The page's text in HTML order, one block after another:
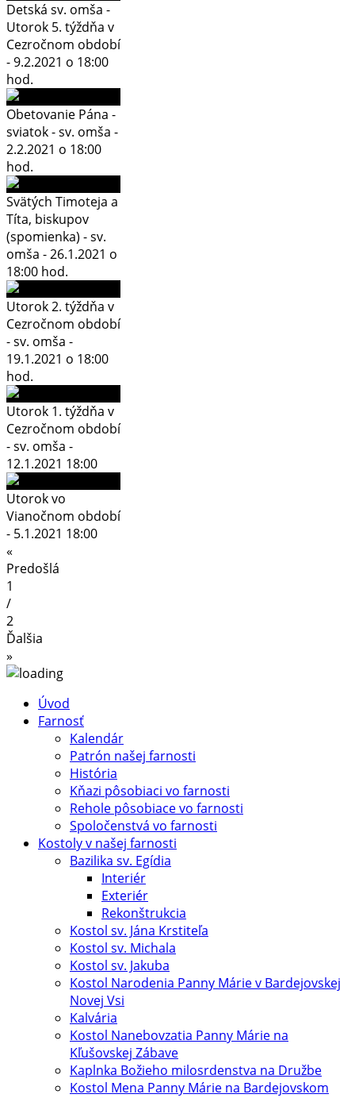
Detská sv. omša -
Utorok 5. týždňa v
Cezročnom období
- 9.2.2021 o 18:00
hod.
Obetovanie Pána -
sviatok - sv. omša -
2.2.2021 o 18:00
hod.
Svätých Timoteja a
Títa, biskupov
(spomienka) - sv.
omša - 26.1.2021 o
18:00 hod.
Utorok 2. týždňa v
Cezročnom období
- sv. omša -
19.1.2021 o 18:00
hod.
Utorok 1. týždňa v
Cezročnom období
- sv. omša -
12.1.2021 18:00
Utorok vo
Vianočnom období
- 5.1.2021 18:00
«
Predošlá
1
/
2
Ďalšia
»
Úvod
Farnosť
Kalendár
Patrón našej farnosti
História
Kňazi pôsobiaci vo farnosti
Rehole pôsobiace vo farnosti
Spoločenstvá vo farnosti
Kostoly v našej farnosti
Bazilika sv. Egídia
Interiér
Exteriér
Rekonštrukcia
Kostol sv. Jána Krstiteľa
Kostol sv. Michala
Kostol sv. Jakuba
Kostol Narodenia Panny Márie v Bardejovskej
Novej Vsi
Kalvária
Kostol Nanebovzatia Panny Márie na
Kľušovskej Zábave
Kaplnka Božieho milosrdenstva na Družbe
Kostol Mena Panny Márie na Bardejovskom